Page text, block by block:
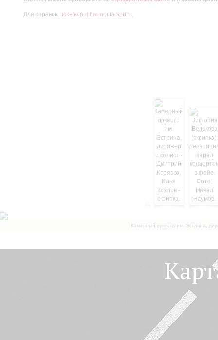
Для справок: ticket@philharmonia.spb.ru
Камерный оркестр им. Эстрина,